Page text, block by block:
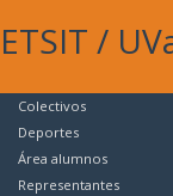
ETSIT /
Colectivos
Deportes
Área alumnos
Representantes